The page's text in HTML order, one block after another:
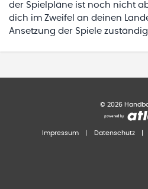
der Spielpläne ist noch nicht
dich im Zweifel an deinen
Ansetzung der Spiele
© 2026
Impressum Datenschutz